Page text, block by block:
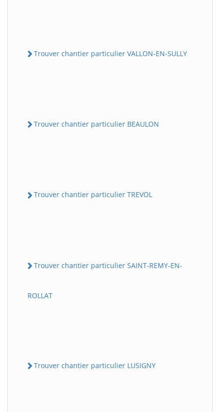
Trouver chantier particulier VALLON-EN-SULLY
Trouver chantier particulier BEAULON
Trouver chantier particulier TREVOL
Trouver chantier particulier SAINT-REMY-EN-
ROLLAT
Trouver chantier particulier LUSIGNY